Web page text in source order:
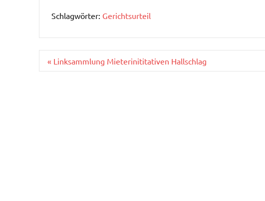
Schlagwörter: Gerichtsurteil
Beitragsnavigation
« Linksammlung Mieterinititativen Hallschlag